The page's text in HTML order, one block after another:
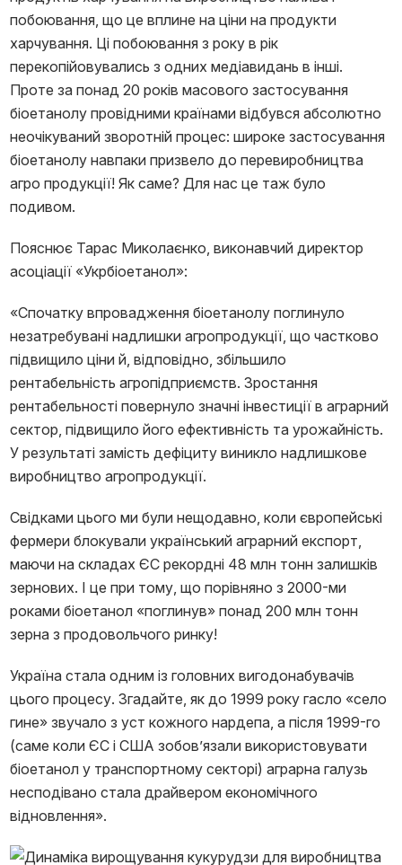
побоювання, що це вплине на ціни на продукти
харчування. Ці побоювання з року в рік
перекопійовувались з одних медіавидань в інші.
Проте за понад 20 років масового застосування
біоетанолу провідними країнами відбувся абсолютно
неочікуваний зворотній процес: широке застосування
біоетанолу навпаки призвело до перевиробництва
агро продукції! Як саме? Для нас це таж було
подивом.
Пояснює Тарас Миколаєнко, виконавчий директор
асоціації «Укрбіоетанол»:
«Спочатку впровадження біоетанолу поглинуло
незатребувані надлишки агропродукції, що частково
підвищило ціни й, відповідно, збільшило
рентабельність агропідприємств. Зростання
рентабельності повернуло значні інвестиції в аграрний
сектор, підвищило його ефективність та урожайність.
У результаті замість дефіциту виникло надлишкове
виробництво агропродукції.
Свідками цього ми були нещодавно, коли європейські
фермери блокували український аграрний експорт,
маючи на складах ЄС рекордні 48 млн тонн залишків
зернових. І це при тому, що порівняно з 2000-ми
роками біоетанол «поглинув» понад 200 млн тонн
зерна з продовольчого ринку!
Україна стала одним із головних вигодонабувачів
цього процесу. Згадайте, як до 1999 року гасло «село
гине» звучало з уст кожного нардепа, а після 1999-го
(саме коли ЄС і США зобов’язали використовувати
біоетанол у транспортному секторі) аграрна галузь
несподівано стала драйвером економічного
відновлення».